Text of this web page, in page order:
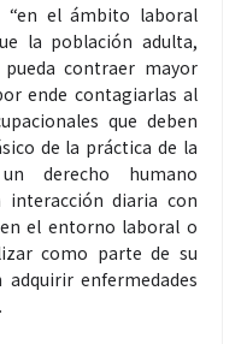
“en el ámbito laboral
la población adulta,
contraer mayor
ende contagiarlas al
que deben
de la práctica de la
derecho humano
interacción diaria con
el entorno laboral o
como parte de su
enfermedades